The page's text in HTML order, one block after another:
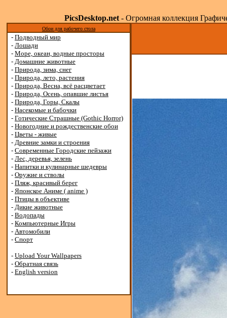
PicsDesktop.net- Огромная коллекция
Обои для рабочего стола
- Подводный мир
- Лошади
- Море, океан, водные просторы
- Домашние животные
- Природа, зима, снег
- Природа, лето, растения
- Природа, Весна, всё расцветает
- Природа, Осень, опавшие листья
- Природа, Горы, Скалы
- Насекомые и бабочки
- Готические Страшные (Gothic Horror)
- Новогодние и рождественские обои
- Цветы - живые
- Древние замки и строения
- Современные Городские пейзажи
- Лес, деревья, зелень
- Напитки и кулинарные шедевры
- Оружие и стволы
- Пляж, красивый берег
- Японское Аниме ( anime )
- Птицы в объективе
- Дикие животные
- Водопады
- Компьютерные Игры
- Автомобили
- Спорт
- Upload Your Wallpapers
- Обратная связь
- English version